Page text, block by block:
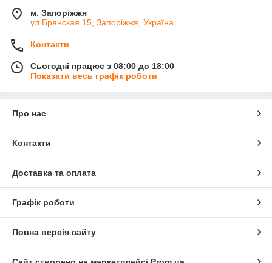
м. Запоріжжя
ул.Брянская 15, Запоріжжя, Україна
Контакти
Сьогодні працює з 08:00 до 18:00
Показати весь графік роботи
Про нас
Контакти
Доставка та оплата
Графік роботи
Повна версія сайту